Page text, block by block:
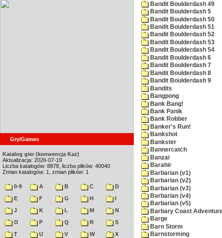
Gry/Games
Katalog gier (konwencja Kaz)
Aktualizacja: 2026-07-19
Liczba katalogów: 8878, liczba plików: 40040
Zmian katalogów: 1, zmian plików: 1
0-9 A B C
D
E
F G H
I
J
K L M
N
O
P Q R
S
T
U V W
X
Bandit Boulderdash 49
Bandit Boulderdash 5
Bandit Boulderdash 50
Bandit Boulderdash 51
Bandit Boulderdash 52
Bandit Boulderdash 53
Bandit Boulderdash 54
Bandit Boulderdash 6
Bandit Boulderdash 7
Bandit Boulderdash 8
Bandit Boulderdash 9
Bandits
Bangpong
Bank Bang!
Bank Panik
Bank Robber
Banker's Run!
Bankshot
Bankster
Bannercatch
Banzai
Barahir
Barbarian (v1)
Barbarian (v2)
Barbarian (v3)
Barbarian (v4)
Barbarian (v5)
Barbary Coast
Barge
Barn Storm
Barnstorming